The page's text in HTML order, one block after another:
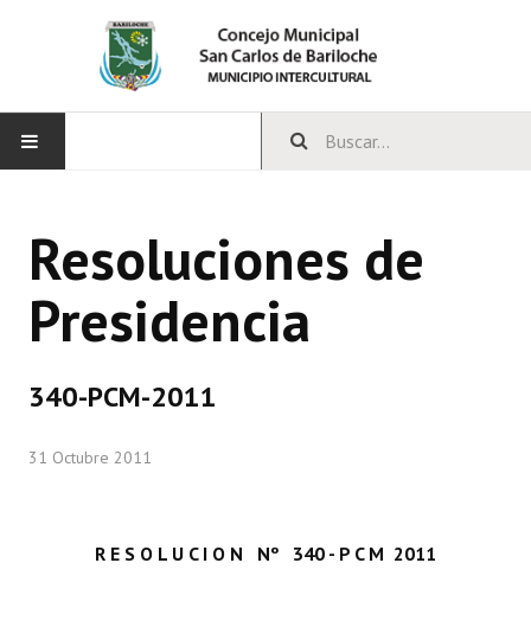
CONCEJO
Bloques Políticos
Comisiones Permanentes
Comisiones Especiales
Programas
Resoluciones de
Presidencia
340-PCM-2011
31 Octubre 2011
R E S O L U C I O N Nº 340 - P C M  2011